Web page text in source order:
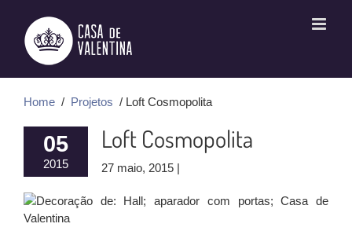
conteúdo
Home / Projetos / Loft Cosmopolita
05
2015
Loft Cosmopolita
27 maio, 2015 |